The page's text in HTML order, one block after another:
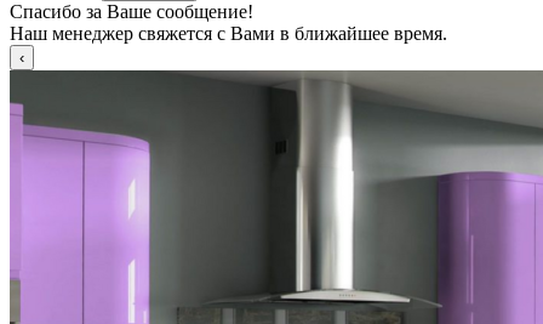
Спасибо за Ваше сообщение!
Наш менеджер свяжется с Вами в ближайшее время.